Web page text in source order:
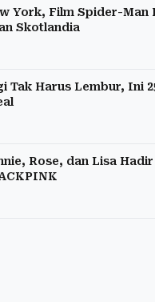
York, Film Spider-Man
Skotlandia
Tak Harus Lembur, Ini
Rose, dan Lisa